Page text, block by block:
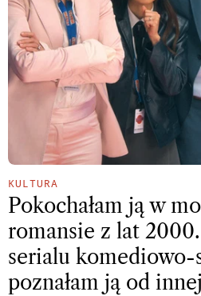
KULTURA
Pokochałam ją w
romansie z lat
serialu
poznałam ją od